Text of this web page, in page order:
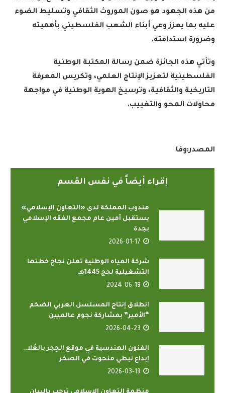
من هذه الجهود هو صون الموروث الثقافي وتسليط الضوء
عليه بما يعزز وعي أبناء الشعب الفلسطيني بأهميته
وضرورة استدامته.
وتأتي هذه الجائزة ضمن رسالة المكتبة الوطنية
الفلسطينية لتعزيز الإنتاج العلمي، وتكريس المعرفة
التاريخية والثقافية، وترسيخ الهوية الوطنية في مواجهة
محاولات المحو والتغييب.
المصدر:وفا
إقراء أيضاً في نفس القسم
مندوب المملكة لدى «التعاون الإسلامي»
يستقبل أمين عام مجمع الفقه الإسلامي
بجدة
2026-01-17
شركة المياه الوطنية تعلن نجاح خطتها
التشغيلية لحج 1445هـ
2024-06-19
انطلاق إنتاج المسلسل العربي الضخم
“الأمير” بمشاركة نجوم عالميين
2026-04-23
الفنون الهندسية في موقع الحِجر بالعُلا..
إبداع نبطي منحوت في الصخر
2026-03-19